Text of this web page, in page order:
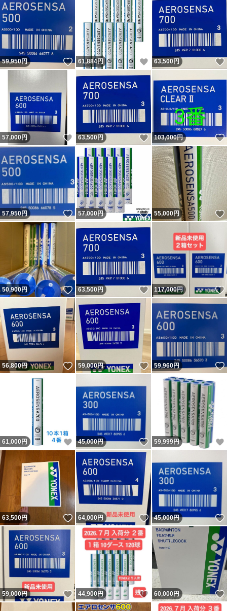
59,950円 いいね！
61,884円 いいね！
63,500円
57,000円 いいね！
63,500円 いいね！
103,000円
57,950円 いいね！
57,000円 いいね！
55,000円
50,900円 いいね！
63,500円 いいね！
117,000円
56,800円 いいね！
59,000円 いいね！
59,960円
61,000 円 いいね！
45,000円 いいね！
59,999円
63,500円 いいね！
64,000円 いいね！
45,000円
59,000円 いいね！
44,900円 いいね！
60,000円